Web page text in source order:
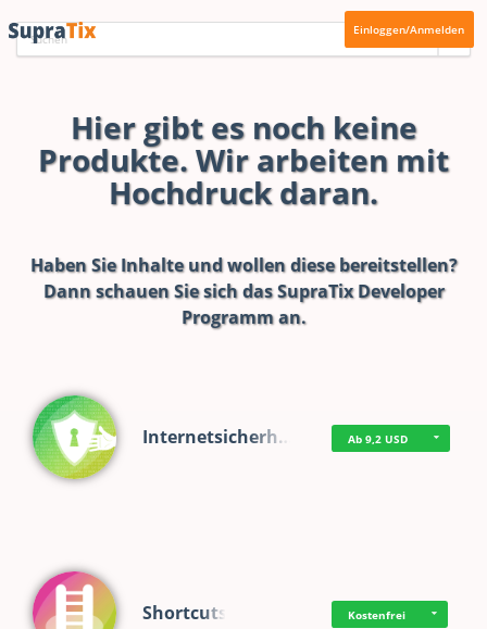
Einloggen/Anmelden
Hier gibt es noch keine
Produkte. Wir arbeiten mit
Hochdruck daran.
Haben Sie Inhalte und wollen diese bereitstellen?
Dann schauen Sie sich dasSupraTix Developer
Programman.
Internetsicherh… Ab 9,2 USD
Shortcuts Kostenfrei